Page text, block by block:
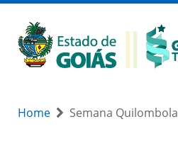
Home Semana Quilombola